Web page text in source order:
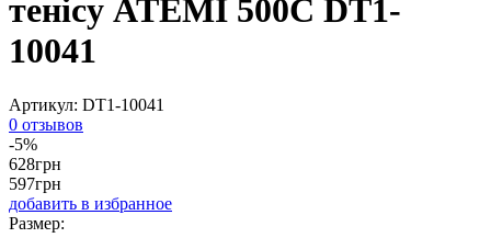
тенісу ATEMI 500C DT1-
10041
Артикул: DT1-10041
0 отзывов
-5%
628грн
597грн
добавить в избранное
Размер: